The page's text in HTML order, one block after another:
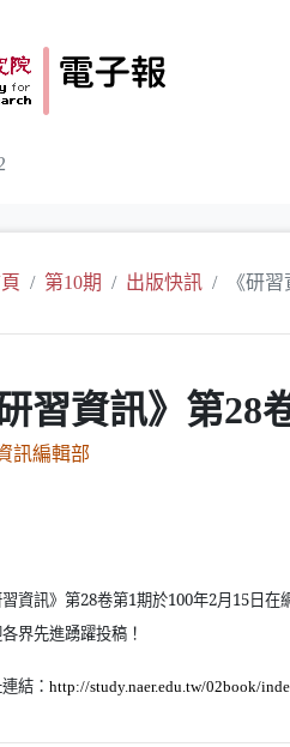
第10期 出版快訊 《研
研習資訊》第28
訊編輯部
習資訊》第28卷第1期於100年2月15日在
界先進踴躍投稿！
結： http://study.naer.edu.tw/02book/